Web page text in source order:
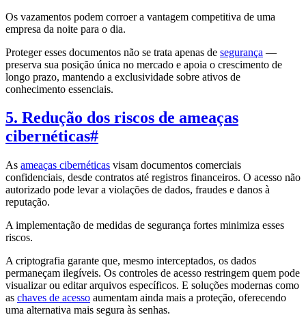
Os vazamentos podem corroer a vantagem competitiva de uma
empresa da noite para o dia.
Proteger esses documentos não se trata apenas de segurança —
preserva sua posição única no mercado e apoia o crescimento de
longo prazo, mantendo a exclusividade sobre ativos de
conhecimento essenciais.
5. Redução dos riscos de ameaças
cibernéticas#
As ameaças cibernéticas visam documentos comerciais
confidenciais, desde contratos até registros financeiros. O acesso não
autorizado pode levar a violações de dados, fraudes e danos à
reputação.
A implementação de medidas de segurança fortes minimiza esses
riscos.
A criptografia garante que, mesmo interceptados, os dados
permaneçam ilegíveis. Os controles de acesso restringem quem pode
visualizar ou editar arquivos específicos. E soluções modernas como
as chaves de acesso aumentam ainda mais a proteção, oferecendo
uma alternativa mais segura às senhas.